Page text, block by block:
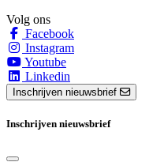
Volg ons
Facebook
Instagram
Youtube
Linkedin
Inschrijven nieuwsbrief
Inschrijven nieuwsbrief